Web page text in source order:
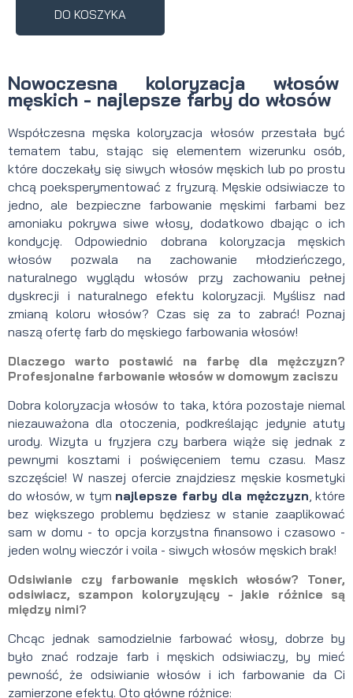
DO KOSZYKA
Nowoczesna koloryzacja włosów
męskich - najlepsze farby do włosów
Współczesna męska koloryzacja włosów przestała być
tematem tabu, stając się elementem wizerunku osób,
które doczekały się siwych włosów męskich lub po prostu
chcą poeksperymentować z fryzurą. Męskie odsiwiacze to
jedno, ale bezpieczne farbowanie męskimi farbami bez
amoniaku pokrywa siwe włosy, dodatkowo dbając o ich
kondycję. Odpowiednio dobrana koloryzacja męskich
włosów pozwala na zachowanie młodzieńczego,
naturalnego wyglądu włosów przy zachowaniu pełnej
dyskrecji i naturalnego efektu koloryzacji. Myślisz nad
zmianą koloru włosów? Czas się za to zabrać! Poznaj
naszą ofertę farb do męskiego farbowania włosów!
Dlaczego warto postawić na farbę dla mężczyzn?
Profesjonalne farbowanie włosów w domowym zaciszu
Dobra koloryzacja włosów to taka, która pozostaje niemal
niezauważona dla otoczenia, podkreślając jedynie atuty
urody. Wizyta u fryzjera czy barbera wiąże się jednak z
pewnymi kosztami i poświęceniem temu czasu. Masz
szczęście! W naszej ofercie znajdziesz męskie kosmetyki
do włosów, w tym najlepsze farby dla mężczyzn, które
bez większego problemu będziesz w stanie zaaplikować
sam w domu - to opcja korzystna finansowo i czasowo -
jeden wolny wieczór i voila - siwych włosów męskich brak!
Odsiwianie czy farbowanie męskich włosów? Toner,
odsiwiacz, szampon koloryzujący - jakie różnice są
między nimi?
Chcąc jednak samodzielnie farbować włosy, dobrze by
było znać rodzaje farb i męskich odsiwiaczy, by mieć
pewność, że odsiwianie włosów i ich farbowanie da Ci
zamierzone efekty. Oto główne różnice: